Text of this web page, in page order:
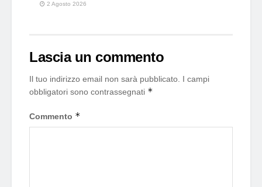
2 Agosto 2026
Lascia un commento
Il tuo indirizzo email non sarà pubblicato. I campi
obbligatori sono contrassegnati *
Commento *